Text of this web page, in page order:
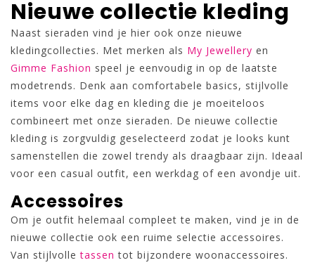
Nieuwe collectie kleding
Naast sieraden vind je hier ook onze nieuwe
kledingcollecties. Met merken als My Jewellery en
Gimme Fashion speel je eenvoudig in op de laatste
modetrends. Denk aan comfortabele basics, stijlvolle
items voor elke dag en kleding die je moeiteloos
combineert met onze sieraden. De nieuwe collectie
kleding is zorgvuldig geselecteerd zodat je looks kunt
samenstellen die zowel trendy als draagbaar zijn. Ideaal
voor een casual outfit, een werkdag of een avondje uit.
Accessoires
Om je outfit helemaal compleet te maken, vind je in de
nieuwe collectie ook een ruime selectie accessoires.
Van stijlvolletassen tot bijzondere woonaccessoires.